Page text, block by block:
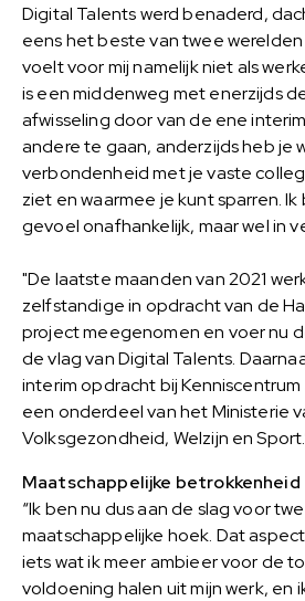
Digital Talents werd benaderd,
eens het beste van twee werelden
voelt voor mij namelijk niet als
is een middenweg met enerzijds
afwisseling door van de ene
andere te gaan, anderzijds heb je
verbondenheid met je vaste
ziet en waarmee je kunt sparren. Ik
gevoel onafhankelijk, maar wel in
"De laatste maanden van 2021
zelfstandige in opdracht van de
project meegenomen en voer nu
de vlag van Digital Talents.
interim opdracht bij
een onderdeel van het Ministerie
Volksgezondheid, Welzijn en
Maatschappelijke betrokkenheid
“Ik ben nu dus aan de slag voor
maatschappelijke hoek. Dat
iets wat ik meer ambieer voor de
voldoening halen uit mijn werk, en